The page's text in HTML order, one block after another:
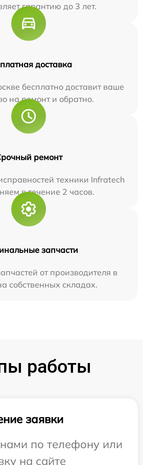
гарантию до 3 лет.
доставка
бесплатно доставит ваше
на ремонт и обратно.
ремонт
техники Infratech
в течение 2 часов.
запчасти
от производителя в
собственных складах.
работы
заявки
по телефону или
на сайте